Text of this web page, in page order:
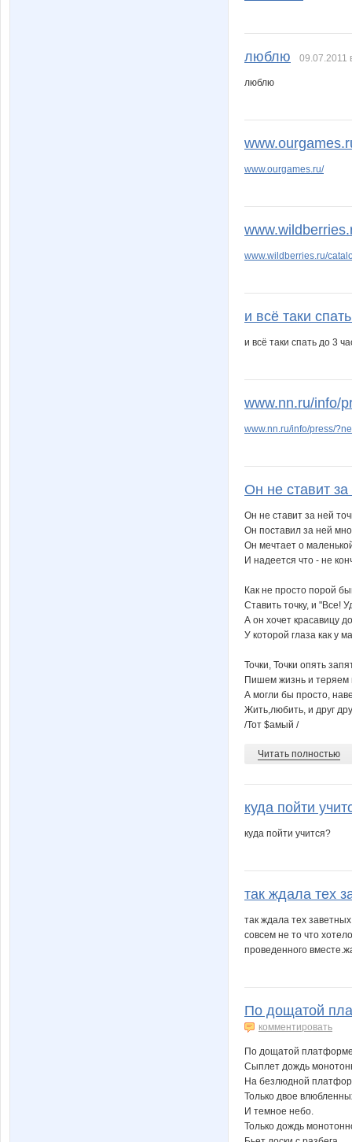
люблю 09.07.2011
люблю
www.ourgames.ru/
www.wildberries.ru/
и всё таки
и всё таки спать до 3
www.nn.ru/info/
www.nn.ru/info/press/
Он не ставит
Он не ставит за ней
Он поставил за ней
Он мечтает о
И надеется что - не
Как не просто порой
Ставить точку, и "Все!
А он хочет красавицу
У которой глаза как у
Точки, Точки опять
Пишем жизнь и теряем
А могли бы просто,
Жить,любить, и друг
/Тот $амый /
Читать полностью
куда пойти
куда пойти учится?
так ждала тех
так ждала тех
совсем не то что
проведенного
По дощатой
комментировать
По дощатой
Сыплет дождь
На безлюдной
Только двое
И темное небо.
Только дождь